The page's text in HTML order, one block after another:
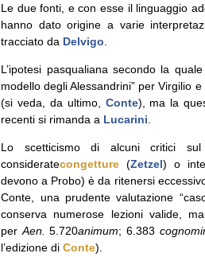
Le due fonti, e con esse il linguaggio
hanno dato origine a varie
tracciato da Delvigo
L’ipotesi pasqualiana secondo la
modello degli Alessandrini” per Virgilio
(si veda, da ultimo, Conte), ma la
recenti si rimanda a Lucarini
Lo scetticismo di alcuni critici
consideratecongetture (Zetzel) o
devono a Probo) è da ritenersi
Conte, una prudente valutazione
conserva numerose lezioni valide,
per Aen. 5.720animum; 6.383
l’edizione diConte).